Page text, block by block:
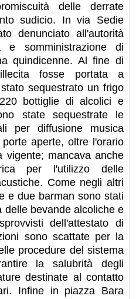
delle derrate
sudicio. In via Sedie
denunciato all'autorità
e somministrazione di
quindicenne. Al fine di
fosse portata a
sequestrato un frigo
bottiglie di alcolici e
state sequestrate le
per diffusione musica
aperte, oltre l'orario
vigente; mancava anche
per l'utilizzo delle
Come negli altri
e due barman sono stati
delle bevande alcoliche e
dell'attestato di
sono scattate per la
procedure del sistema
la salubrità degli
destinate al contatto
Infine in piazza Bara